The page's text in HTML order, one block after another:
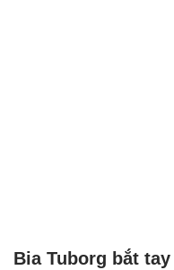
Bia Tuborg bắt